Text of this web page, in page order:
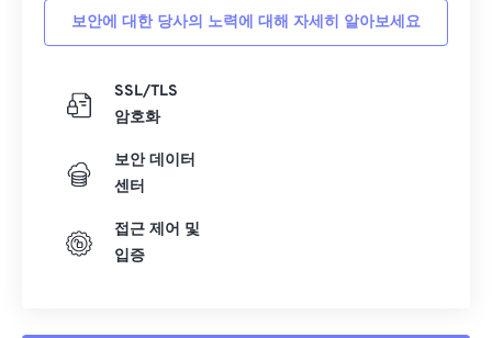
보안에 대한 당사의 노력에 대해 자세히 알아보세요
SSL/TLS
암호화
보안 데이터
센터
접근 제어 및
입증